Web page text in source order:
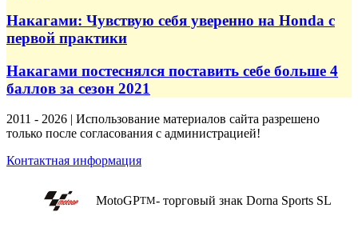
Накагами: Чувствую себя уверенно на Honda с
первой практики
Накагами постеснялся поставить себе больше 4
баллов за сезон 2021
2011 - 2026 | Использование материалов сайта разрешено
только после согласования с администрацией!
Контактная информация
MotoGPTM- торговый знак Dorna Sports SL